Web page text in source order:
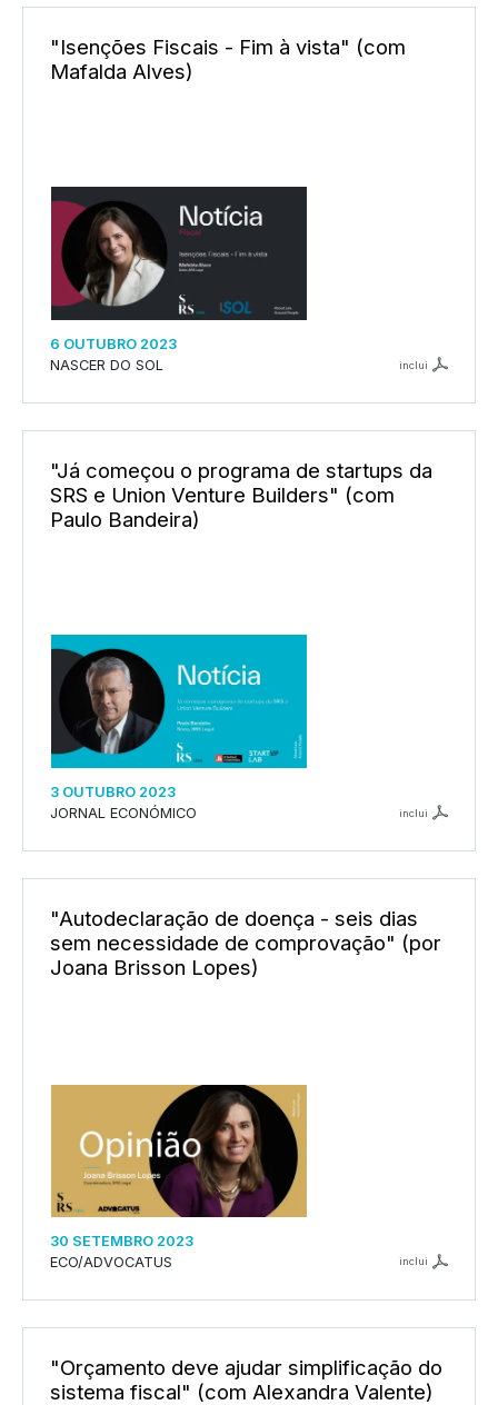
"Isenções Fiscais - Fim à vista" (com
Mafalda Alves)
6 OUTUBRO 2023
NASCER DO SOL
inclui
"Já começou o programa de startups da
SRS e Union Venture Builders" (com
Paulo Bandeira)
3 OUTUBRO 2023
JORNAL ECONÓMICO
inclui
"Autodeclaração de doença - seis dias
sem necessidade de comprovação" (por
Joana Brisson Lopes)
30 SETEMBRO 2023
ECO/ADVOCATUS
inclui
"Orçamento deve ajudar simplificação do
sistema fiscal" (com Alexandra Valente)